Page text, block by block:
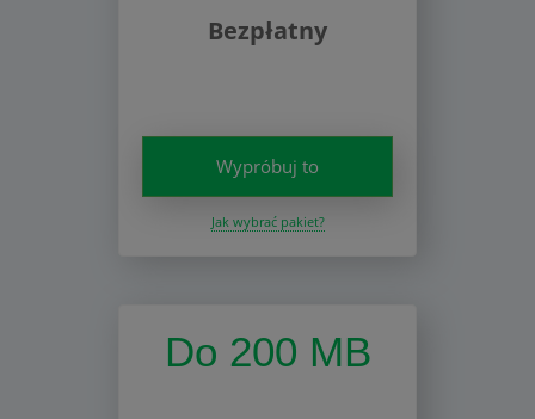
Bezpłatny
Wypróbuj to
Jak wybrać pakiet?
Do 200 MB